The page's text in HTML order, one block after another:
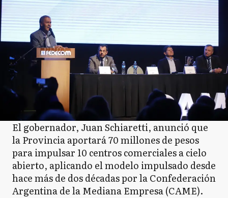
El gobernador, Juan Schiaretti, anunció que
la Provincia aportará 70 millones de pesos
para impulsar 10 centros comerciales a cielo
abierto, aplicando el modelo impulsado desde
hace más de dos décadas por la Confederación
Argentina de la Mediana Empresa (CAME).